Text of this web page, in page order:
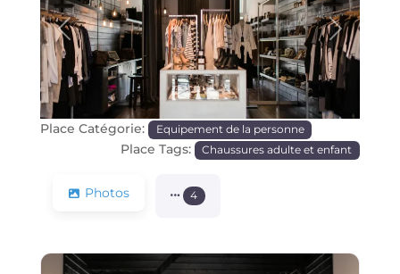
Précédente Prochaine
Place Catégorie: Equipement de la personne
Place Tags: Chaussures adulte et enfant
Photos 4